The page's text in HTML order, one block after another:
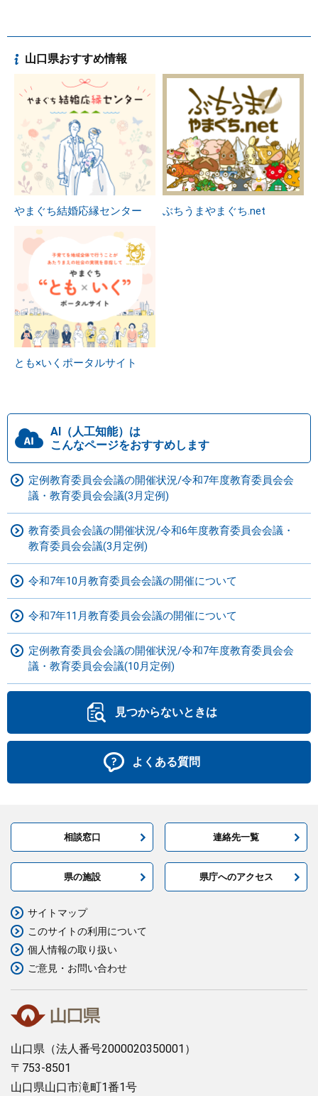
山口県おすすめ情報
やまぐち結婚応縁センター ぶちうまやまぐち.net
とも×いくポータルサイト
AI（人工知能）は
こんなページをおすすめします
定例教育委員会会議の開催状況/令和7年度教育委員会会
議・教育委員会会議(3月定例)
教育委員会会議の開催状況/令和6年度教育委員会会議・
教育委員会会議(3月定例)
令和7年10月教育委員会会議の開催について
令和7年11月教育委員会会議の開催について
定例教育委員会会議の開催状況/令和7年度教育委員会会
議・教育委員会会議(10月定例)
見つからないときは
よくある質問
相談窓口 連絡先一覧
県の施設 県庁へのアクセス
山口県 （法人番号2000020350001）
〒753-8501
山口県山口市滝町1番1号
サイトマップ
このサイトの利用について
個人情報の取り扱い
ご意見・お問い合わせ